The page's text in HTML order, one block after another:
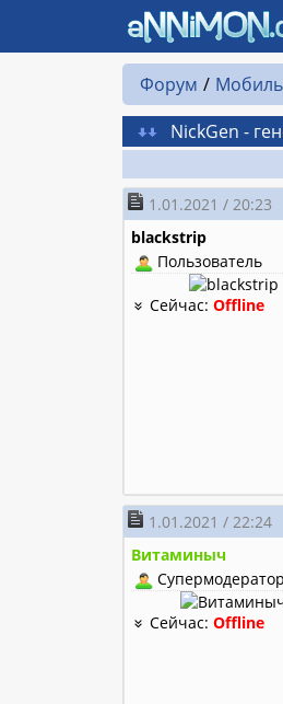
Форум
NickGen -
1.01.2021 / 20:23
blackstrip
Пользователь
Сейчас:Offline
1.01.2021 / 22:24
Витаминыч
Супермодератор
Сейчас:Offline